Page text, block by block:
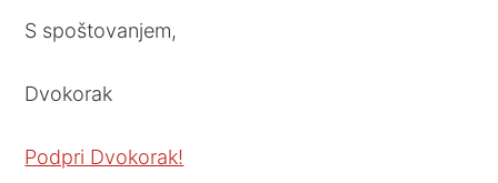
S spoštovanjem,
Dvokorak
Podpri Dvokorak!